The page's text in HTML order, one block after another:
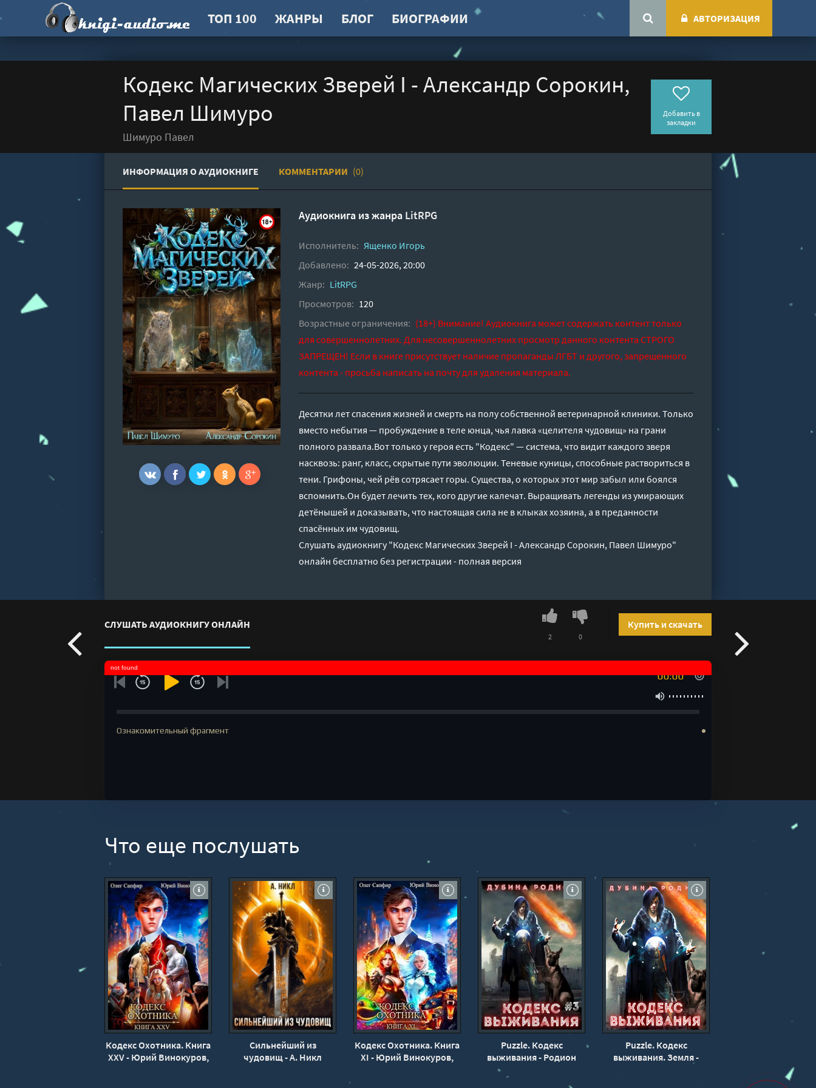
ТОП 100 ЖАНРЫ БЛОГ БИОГРАФИИ АВТОРИЗАЦИЯ
Кодекс Магических Зверей I - Александр Сорокин,
Павел Шимуро
Шимуро Павел
Добавить в
закладки
ИНФОРМАЦИЯ О АУДИОКНИГЕ КОММЕНТАРИИ (0)
Аудиокнига из жанра LitRPG
Исполнитель: Ященко Игорь
Добавлено: 24-05-2026, 20:00
Жанр: LitRPG
Просмотров: 120
Возрастные ограничения: (18+) Внимание! Аудиокнига может содержать контент только
для совершеннолетних. Для несовершеннолетних просмотр данного контента СТРОГО
ЗАПРЕЩЕН! Если в книге присутствует наличие пропаганды ЛГБТ и другого, запрещенного
контента - просьба написать на почту для удаления материала.
Десятки лет спасения жизней и смерть на полу собственной ветеринарной клиники. Только
вместо небытия — пробуждение в теле юнца, чья лавка «целителя чудовищ» на грани
полного развала.Вот только у героя есть "Кодекс" — система, что видит каждого зверя
насквозь: ранг, класс, скрытые пути эволюции. Теневые куницы, способные раствориться в
тени. Грифоны, чей рёв сотрясает горы. Существа, о которых этот мир забыл или боялся
вспомнить.Он будет лечить тех, кого другие калечат. Выращивать легенды из умирающих
детёнышей и доказывать, что настоящая сила не в клыках хозяина, а в преданности
спасённых им чудовищ.
Слушать аудиокнигу "Кодекс Магических Зверей I - Александр Сорокин, Павел Шимуро"
онлайн бесплатно без регистрации - полная версия
СЛУШАТЬ АУДИОКНИГУ ОНЛАЙН
2 0
Купить и скачать
00:00
Ознакомительный фрагмент
not found
Что еще послушать
Кодекс Охотника. Книга
XXV - Юрий Винокуров,
Сильнейший из
чудовищ - А. Никл
Кодекс Охотника. Книга
XI - Юрий Винокуров,
Puzzle. Кодекс
выживания - Родион
Puzzle. Кодекс
выживания. Земля -